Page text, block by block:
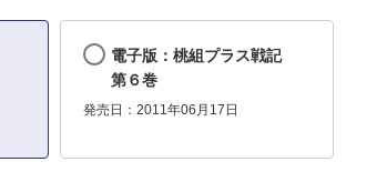
電子版：桃組プラス戦記
第６巻
発売日：2011年06月17日